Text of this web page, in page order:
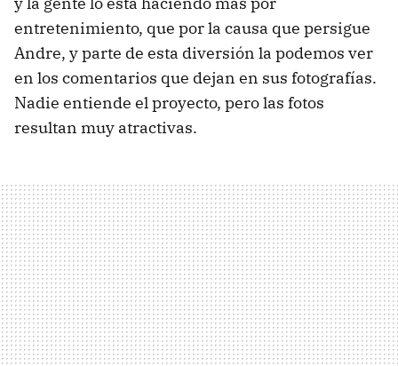
entretenimiento, que por la causa que persigue
Andre, y parte de esta diversión la podemos ver
en los comentarios que dejan en sus fotografías.
Nadie entiende el proyecto, pero las fotos
resultan muy atractivas.